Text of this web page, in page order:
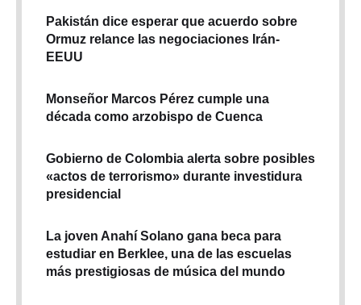
Pakistán dice esperar que acuerdo sobre
Ormuz relance las negociaciones Irán-
EEUU
Monseñor Marcos Pérez cumple una
década como arzobispo de Cuenca
Gobierno de Colombia alerta sobre posibles
«actos de terrorismo» durante investidura
presidencial
La joven Anahí Solano gana beca para
estudiar en Berklee, una de las escuelas
más prestigiosas de música del mundo